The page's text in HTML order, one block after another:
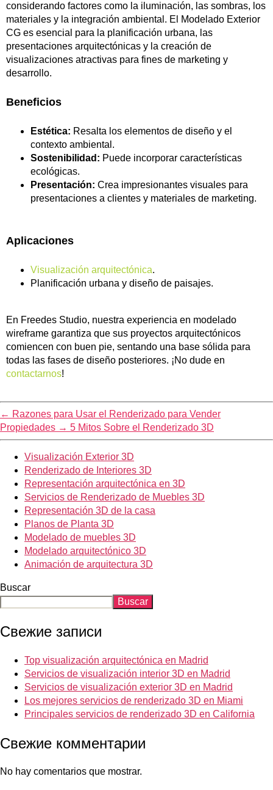
considerando factores como la iluminación, las sombras, los
materiales y la integración ambiental. El Modelado Exterior
CG es esencial para la planificación urbana, las
presentaciones arquitectónicas y la creación de
visualizaciones atractivas para fines de marketing y
desarrollo.
Beneficios
Estética: Resalta los elementos de diseño y el
contexto ambiental.
Sostenibilidad: Puede incorporar características
ecológicas.
Presentación: Crea impresionantes visuales para
presentaciones a clientes y materiales de marketing.
Aplicaciones
Visualización arquitectónica.
Planificación urbana y diseño de paisajes.
En Freedes Studio, nuestra experiencia en modelado
wireframe garantiza que sus proyectos arquitectónicos
comiencen con buen pie, sentando una base sólida para
todas las fases de diseño posteriores. ¡No dude en
contactarnos!
← Razones para Usar el Renderizado para Vender
Propiedades → 5 Mitos Sobre el Renderizado 3D
Visualización Exterior 3D
Renderizado de Interiores 3D
Representación arquitectónica en 3D
Servicios de Renderizado de Muebles 3D
Representación 3D de la casa
Planos de Planta 3D
Modelado de muebles 3D
Modelado arquitectónico 3D
Animación de arquitectura 3D
Buscar
Buscar
Свежие записи
Top visualización arquitectónica en Madrid
Servicios de visualización interior 3D en Madrid
Servicios de visualización exterior 3D en Madrid
Los mejores servicios de renderizado 3D en Miami
Principales servicios de renderizado 3D en California
Свежие комментарии
No hay comentarios que mostrar.